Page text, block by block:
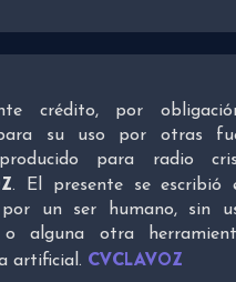
crédito, por
su uso por otras
para radio
. El presente se escribió
un ser humano, sin
o alguna otra
artificial. CVCLAVOZ